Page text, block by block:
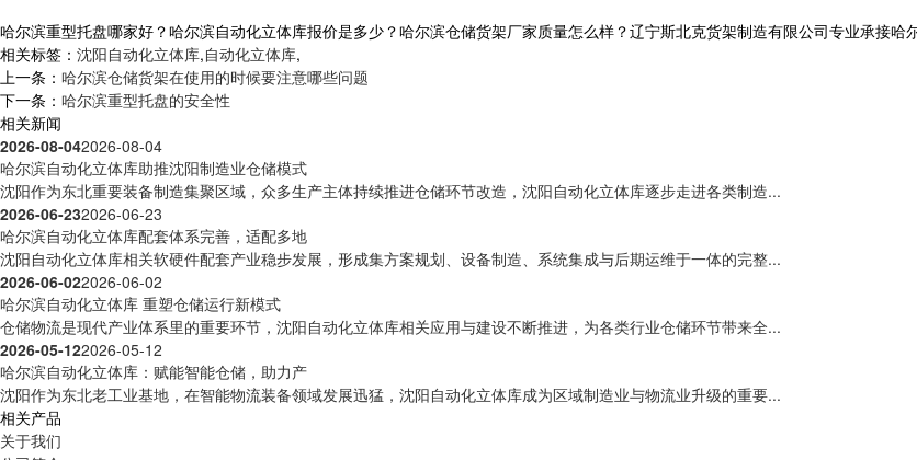
哈尔滨重型托盘哪家好？哈尔滨自动化立体库报价是多少？哈尔滨仓储货架厂家质量怎么样？辽宁斯北克货架制造有限公司专业承接
相关标签： 沈阳自动化立体库,自动化立体库,
上一条： 哈尔滨仓储货架在使用的时候要注意哪些问题
下一条： 哈尔滨重型托盘的安全性
相关新闻
2026-08-042026-08-04
哈尔滨自动化立体库助推沈阳制造业仓储模式
沈阳作为东北重要装备制造集聚区域，众多生产主体持续推进仓储环节改造，沈阳自动化立体库逐步走进各类制造...
2026-06-232026-06-23
哈尔滨自动化立体库配套体系完善，适配多地
沈阳自动化立体库相关软硬件配套产业稳步发展，形成集方案规划、设备制造、系统集成与后期运维于一体的完整...
2026-06-022026-06-02
哈尔滨自动化立体库 重塑仓储运行新模式
仓储物流是现代产业体系里的重要环节，沈阳自动化立体库相关应用与建设不断推进，为各类行业仓储环节带来全...
2026-05-122026-05-12
哈尔滨自动化立体库：赋能智能仓储，助力产
沈阳作为东北老工业基地，在智能物流装备领域发展迅猛，沈阳自动化立体库成为区域制造业与物流业升级的重要...
相关产品
关于我们